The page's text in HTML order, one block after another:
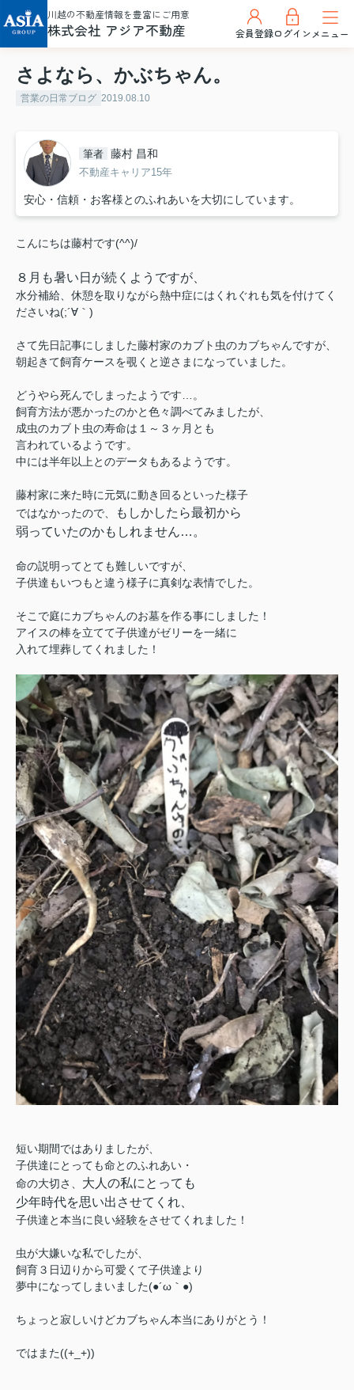
川越の不動産情報を豊富にご用意
株式会社 アジア不動産 会員登録ログインメニュー
さよなら、かぶちゃん。
営業の日常ブログ 2019.08.10
筆者 藤村 昌和
不動産キャリア15年
安心・信頼・お客様とのふれあいを大切にしています。
こんにちは藤村です(^^)/
８月も暑い日が続くようですが、
水分補給、休憩を取りながら熱中症にはくれぐれも気を付けてく
ださいね(;´∀｀)
さて先日記事にしました藤村家のカブト虫のカブちゃんですが、
朝起きて飼育ケースを覗くと逆さまになっていました。
どうやら死んでしまったようです…。
飼育方法が悪かったのかと色々調べてみましたが、
成虫のカブト虫の寿命は１～３ヶ月とも
言われているようです。
中には半年以上とのデータもあるようです。
藤村家に来た時に元気に動き回るといった様子
ではなかったので、
もしかしたら最初から
弱っていたのかもしれません…。
命の説明ってとても難しいですが、
子供達もいつもと違う様子に真剣な表情でした。
そこで庭にカブちゃんのお墓を作る事にしました！
アイスの棒を立てて子供達がゼリーを一緒に
入れて埋葬してくれました！
短い期間ではありましたが、
子供達にとっても命とのふれあい・
命の大切さ、 大人の私にとっても
少年時代を思い出させてくれ、
子供達と本当に良い経験をさせてくれました！
虫が大嫌いな私でしたが、
飼育３日辺りから可愛くて子供達より
夢中になってしまいました(●´ω｀●)
ちょっと寂しいけどカブちゃん本当にありがとう！
ではまた((+_+))